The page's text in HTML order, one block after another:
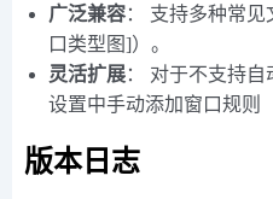
广泛兼容： 支持多种常
口类型图]）。
灵活扩展： 对于不支持
设置中手动添加窗口规则
版本日志